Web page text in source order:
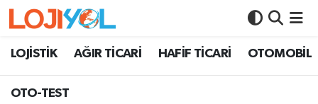
LOJİSTİK AĞIR TİCARİ HAFİF TİCARİ OTOMOBİL
OTO-TEST
OTO-TEST